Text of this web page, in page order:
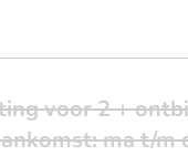
voor 2 +
ma t/m